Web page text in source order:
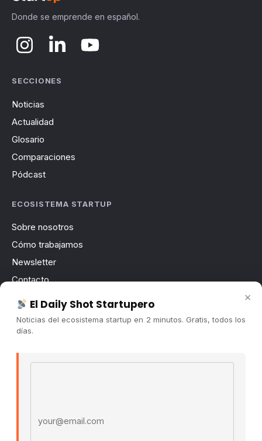
Donde se emprende en español.
SECCIONES
Noticias
Actualidad
Glosario
Comparaciones
Pódcast
ECOSISTEMA STARTUP
Sobre nosotros
Cómo trabajamos
Newsletter
Contacto
Publicidad
Convocatorias
×
El Daily Shot Startupero
Noticias del ecosistema startup en 2 minutos. Gratis, todos los
días.